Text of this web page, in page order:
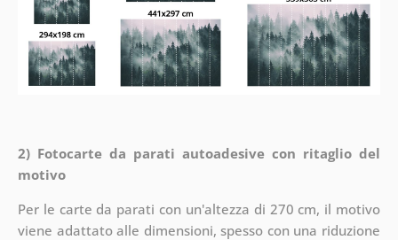
2) Fotocarte da parati autoadesive con ritaglio del
motivo
Per le carte da parati con un'altezza di 270 cm, il motivo
viene adattato alle dimensioni, spesso con una riduzione